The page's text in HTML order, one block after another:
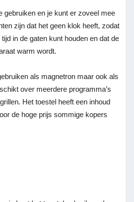
gebruiken en je kunt er zoveel mee
zijn dat het geen klok heeft, zodat
in de gaten kunt houden en dat de
warm wordt.
als magnetron maar ook als
over meerdere programma’s
Het toestel heeft een inhoud
de hoge prijs sommige kopers